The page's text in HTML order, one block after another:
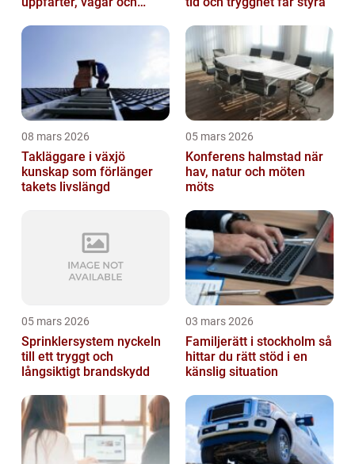
08 mars 2026
Takläggare i växjö
kunskap som förlänger
takets livslängd
05 mars 2026
Konferens halmstad när
hav, natur och möten
möts
05 mars 2026
Sprinklersystem nyckeln
till ett tryggt och
långsiktigt brandskydd
03 mars 2026
Familjerätt i stockholm så
hittar du rätt stöd i en
känslig situation